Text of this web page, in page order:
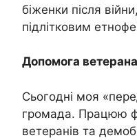
біженки після
підлітковим
Допомога
Сьогодні моя
громада. Працюю
ветеранів та